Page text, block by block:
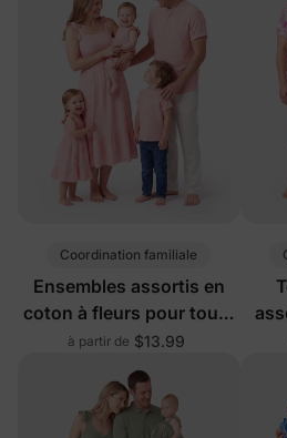
Coordination familiale
Ensembles assortis en
coton à fleurs pour toute
la famille, rose
à partir de $13.99